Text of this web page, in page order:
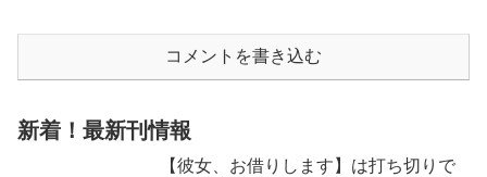
コメントを書き込む
新着！最新刊情報
【彼女、お借りします】は打ち切りで